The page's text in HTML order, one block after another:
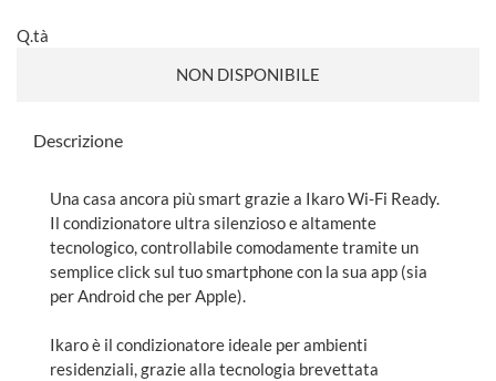
Q.tà
NON DISPONIBILE
Descrizione
Una casa ancora più smart grazie a Ikaro Wi-Fi Ready.
Il condizionatore ultra silenzioso e altamente
tecnologico, controllabile comodamente tramite un
semplice click sul tuo smartphone con la sua app (sia
per Android che per Apple).
Ikaro è il condizionatore ideale per ambienti
residenziali, grazie alla tecnologia brevettata